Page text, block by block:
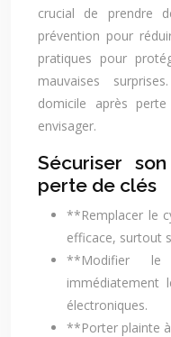
crucial de prendre
prévention pour
pratiques pour
mauvaises
domicile après
envisager.
Sécuriser
perte de clés
**Remplacer le
efficace, surtout
**Modifier le
immédiatement
électroniques.
**Porter plainte